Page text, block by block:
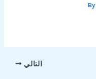
التالي